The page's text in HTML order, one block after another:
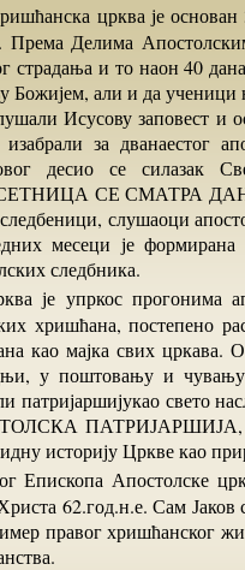
Према Делима
страдања и то наон 40
Божијем, али и да
Исусову заповест и
изабрали за дванаестог
десио се силазак
СЕ СМАТРА
слушаоци
месеци је
следбника.
хришћана, постепено
као мајка свих цркава.
у поштовању и
патријаршијукао
ПАТРИЈАРШИЈА, са
историју Цркве као
62.год.н.е. Сам Јаков
правог хришћанског